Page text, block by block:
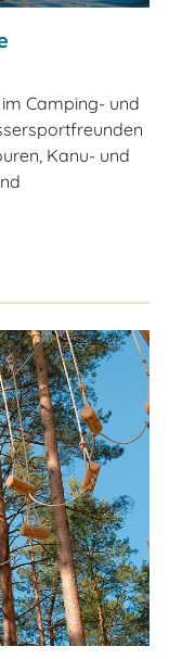
Camping- und
Kanu- und